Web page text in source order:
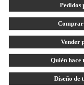
Pedidos
Comprar
Vender
Quién hace
Diseño de